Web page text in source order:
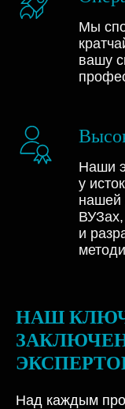
Мы
вашу
Наши
у
нашей
и
НАШ